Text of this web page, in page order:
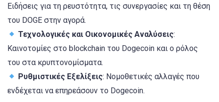
Ειδήσεις για τη ρευστότητα, τις συνεργασίες και τη θέση
του DOGE στην αγορά.
Τεχνολογικές και Οικονομικές Αναλύσεις:
Καινοτομίες στο blockchain του Dogecoin και ο ρόλος
του στα κρυπτονομίσματα.
Ρυθμιστικές Εξελίξεις: Νομοθετικές αλλαγές που
ενδέχεται να επηρεάσουν το Dogecoin.